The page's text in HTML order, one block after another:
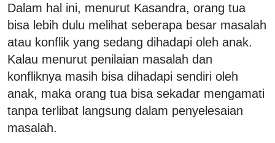
Dalam hal ini, menurut Kasandra, orang tua
bisa lebih dulu melihat seberapa besar masalah
atau konflik yang sedang dihadapi oleh anak.
Kalau menurut penilaian masalah dan
konfliknya masih bisa dihadapi sendiri oleh
anak, maka orang tua bisa sekadar mengamati
tanpa terlibat langsung dalam penyelesaian
masalah.